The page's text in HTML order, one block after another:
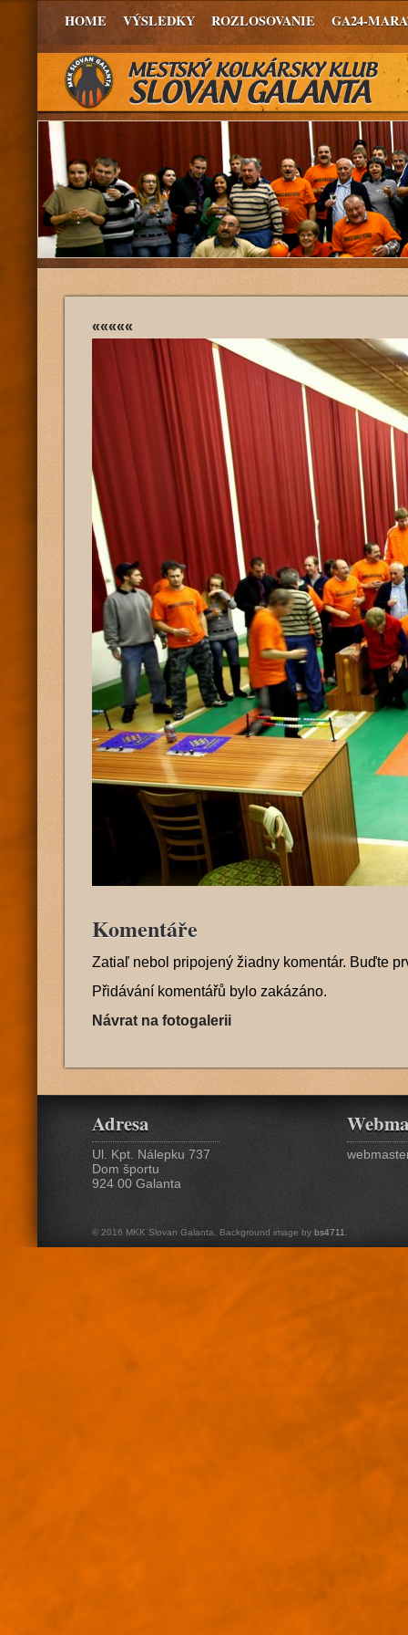
HOME VÝSLEDKY ROZLOSOVANIE GA24-
«««««
Komentáře
Zatiaľ nebol pripojený žiadny komentár. Buďte
Přidávání komentářů bylo zakázáno.
Návrat na fotogalerii
Adresa
Ul. Kpt. Nálepku 737
Dom športu
924 00 Galanta
© 2016 MKK Slovan Galanta. Background image by bs4711